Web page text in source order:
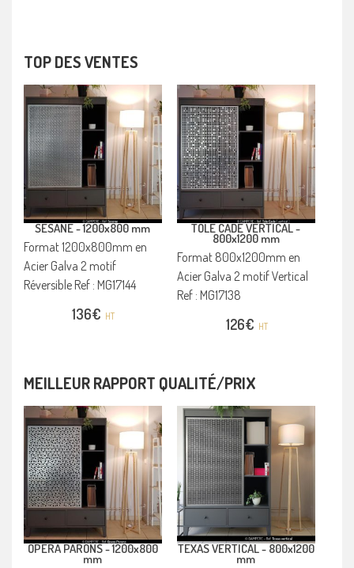
TOP DES VENTES
SESANE -1200x800 mm
Format 1200x800mm en
Acier Galva 2 motif
Réversible Ref : MG17144
136€ HT
TOLE CADE VERTICAL -
800x1200 mm
Format 800x1200mm en
Acier Galva 2 motif Vertical
Ref : MG17138
126€ HT
MEILLEUR RAPPORT QUALITÉ/PRIX
OPERA PARONS -1200x800
mm
TEXAS VERTICAL - 800x1200
mm